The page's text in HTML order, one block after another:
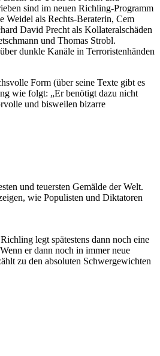
sind im neuen Richling-Programm
Weidel als Rechts-Beraterin, Cem
David Precht als Kollateralschäden
und Thomas Strobl.
dunkle Kanäle in Terroristenhänden
Form (über seine Texte gibt es
wie folgt: „Er benötigt dazu nicht
und bisweilen bizarre
und teuersten Gemälde der Welt.
wie Populisten und Diktatoren
legt spätestens dann noch eine
er dann noch in immer neue
zu den absoluten Schwergewichten